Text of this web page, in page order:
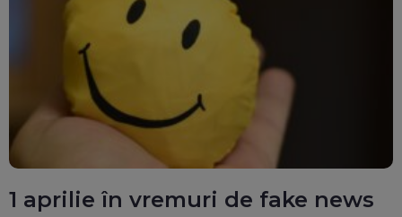
1 aprilie în vremuri de fake news